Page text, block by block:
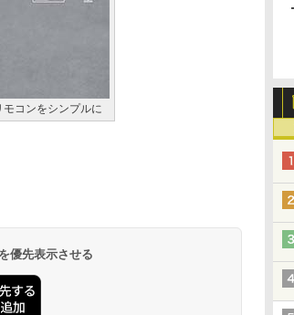
コンをシンプルに
優先表示させる